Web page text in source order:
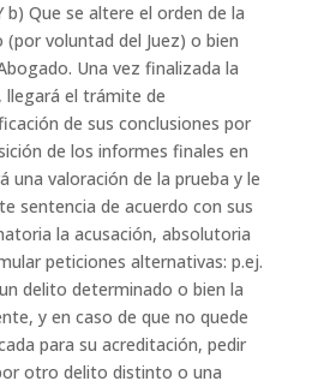
b) Que se altere el orden de la
voluntad del Juez) o bien
Una vez finalizada la
llegará el trámite de
de sus conclusiones por
de los informes finales en
una valoración de la prueba y le
sentencia de acuerdo con sus
la acusación, absolutoria
peticiones alternativas: p.ej.
delito determinado o bien la
y en caso de que no quede
para su acreditación, pedir
otro delito distinto o una